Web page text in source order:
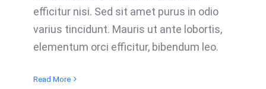
efficitur nisi. Sed sit amet purus in odio
varius tincidunt. Mauris ut ante lobortis,
elementum orci efficitur, bibendum leo.
Read More